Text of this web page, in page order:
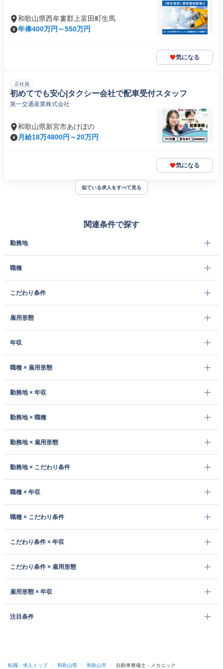
和歌山県西牟婁郡上富田町生馬
年俸400万円～550万円
気になる
正社員
初めてでも安心|タクシー会社で配車受付スタッフ
第一交通産業株式会社
和歌山県新宮市あけぼの
月給18万4800円～20万円
気になる
似ている求人をすべて見る
関連条件で探す
勤務地
職種
こだわり条件
雇用形態
年収
職種 × 雇用形態
勤務地 × 年収
勤務地 × 職種
勤務地 × 雇用形態
勤務地 × こだわり条件
職種 × 年収
職種 × こだわり条件
こだわり条件 × 年収
こだわり条件 × 雇用形態
雇用形態 × 年収
注目条件
転職・求人トップ / 和歌山県 / 和歌山市 / 自動車整備士・メカニック